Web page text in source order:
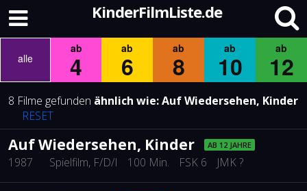
KinderFilmListe.de
alle
ab
4
ab
6
ab
8
ab
10
ab
12
8 Filme gefunden ähnlich wie:Auf Wiedersehen, Kinder
RESET
Auf Wiedersehen, Kinder AB 12 JAHRE
1987 Spielfilm, F/D/I 100 Min. FSK 6 JMK ?